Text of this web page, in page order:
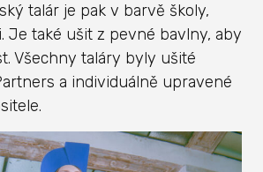
talár je pak v barvě školy,
Je také ušit z pevné bavlny, aby
Všechny taláry byly ušité
a individuálně upravené